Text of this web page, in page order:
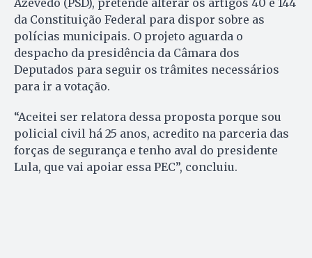
Azevedo (PSD), pretende alterar os artigos 40 e 144
da Constituição Federal para dispor sobre as
polícias municipais. O projeto aguarda o
despacho da presidência da Câmara dos
Deputados para seguir os trâmites necessários
para ir a votação.
“Aceitei ser relatora dessa proposta porque sou
policial civil há 25 anos, acredito na parceria das
forças de segurança e tenho aval do presidente
Lula, que vai apoiar essa PEC”, concluiu.